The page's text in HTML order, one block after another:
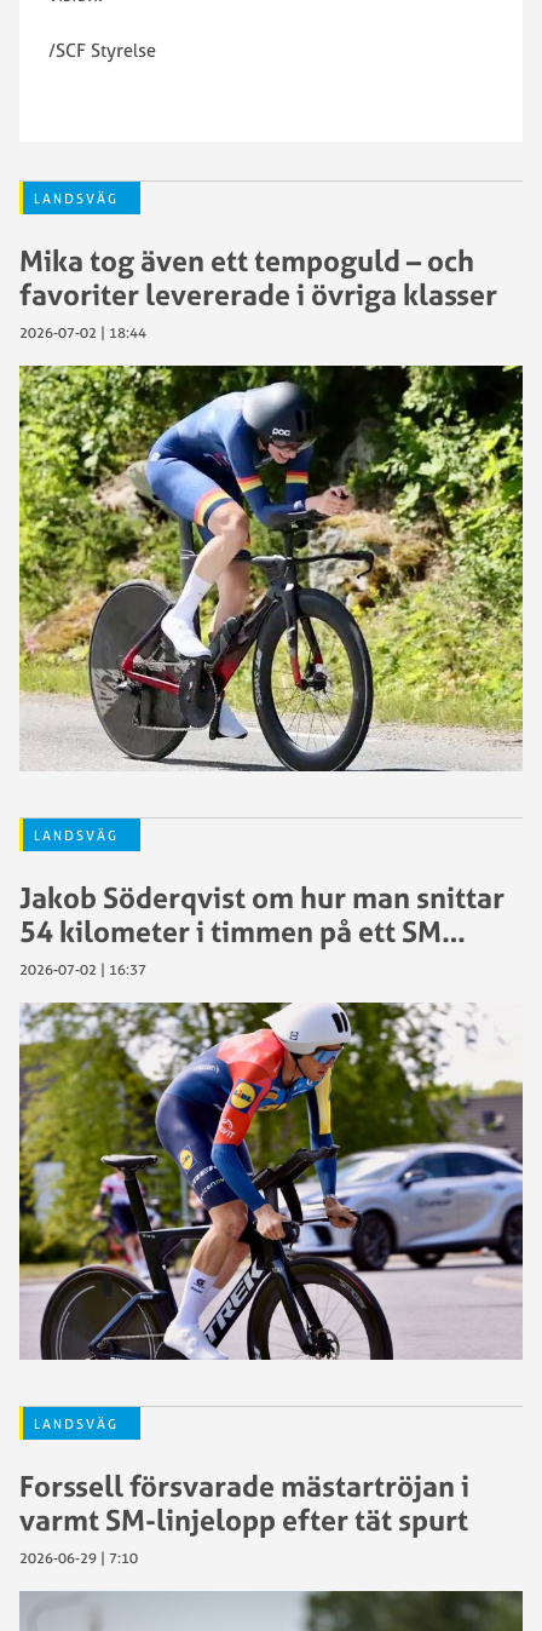
/SCF Styrelse
LANDSVÄG
Mika tog även ett tempoguld – och
favoriter levererade i övriga klasser
2026-07-02 | 18:44
LANDSVÄG
Jakob Söderqvist om hur man snittar
54 kilometer i timmen på ett SM…
2026-07-02 | 16:37
LANDSVÄG
Forssell försvarade mästartröjan i
varmt SM-linjelopp efter tät spurt
2026-06-29 | 7:10